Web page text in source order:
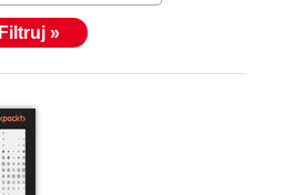
Filtruj »